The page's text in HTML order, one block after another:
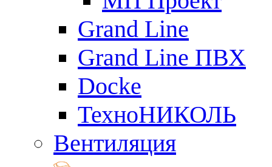
Grand Line
Grand Line ПВХ
Docke
ТехноНИКОЛЬ
Вентиляция